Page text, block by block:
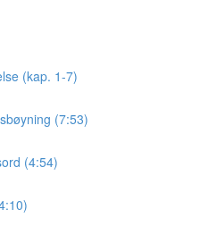
(kap. 1-7)
(7:53)
(4:54)